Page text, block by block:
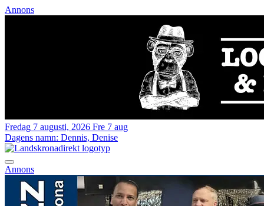
Annons
Fredag 7 augusti, 2026 Fre 7 aug
Dagens namn: Dennis, Denise
Annons